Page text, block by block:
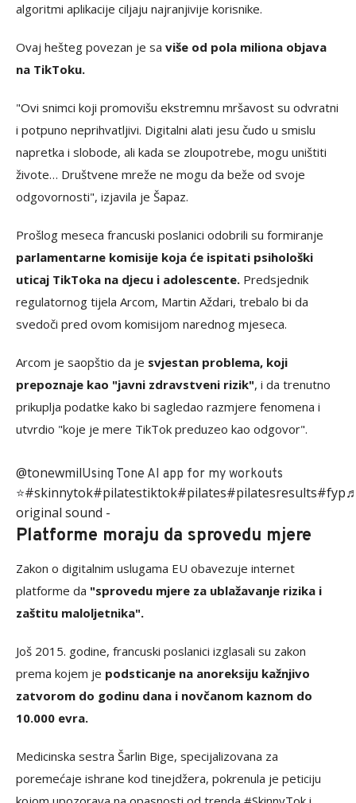
algoritmi aplikacije ciljaju najranjivije korisnike.
Ovaj hešteg povezan je sa više od pola miliona objava
na TikToku.
"Ovi snimci koji promovišu ekstremnu mršavost su odvratni
i potpuno neprihvatljivi. Digitalni alati jesu čudo u smislu
napretka i slobode, ali kada se zloupotrebe, mogu uništiti
živote… Društvene mreže ne mogu da beže od svoje
odgovornosti", izjavila je Šapaz.
Prošlog meseca francuski poslanici odobrili su formiranje
parlamentarne komisije koja će ispitati psihološki
uticaj TikToka na djecu i adolescente. Predsjednik
regulatornog tijela Arcom, Martin Aždari, trebalo bi da
svedoči pred ovom komisijom narednog mjeseca.
Arcom je saopštio da je svjestan problema, koji
prepoznaje kao "javni zdravstveni rizik", i da trenutno
prikuplja podatke kako bi sagledao razmjere fenomena i
utvrdio "koje je mere TikTok preduzeo kao odgovor".
@tonewmilUsing Tone AI app for my workouts
⭐️#skinnytok#pilatestiktok#pilates#pilatesresults#fyp
original sound -
Platforme moraju da sprovedu mjere
Zakon o digitalnim uslugama EU obavezuje internet
platforme da "sprovedu mjere za ublažavanje rizika i
zaštitu maloljetnika".
Još 2015. godine, francuski poslanici izglasali su zakon
prema kojem je podsticanje na anoreksiju kažnjivo
zatvorom do godinu dana i novčanom kaznom do
10.000 evra.
Medicinska sestra Šarlin Bige, specijalizovana za
poremećaje ishrane kod tinejdžera, pokrenula je peticiju